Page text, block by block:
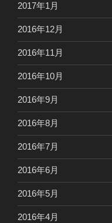
2017年1月
2016年12月
2016年11月
2016年10月
2016年9月
2016年8月
2016年7月
2016年6月
2016年5月
2016年4月